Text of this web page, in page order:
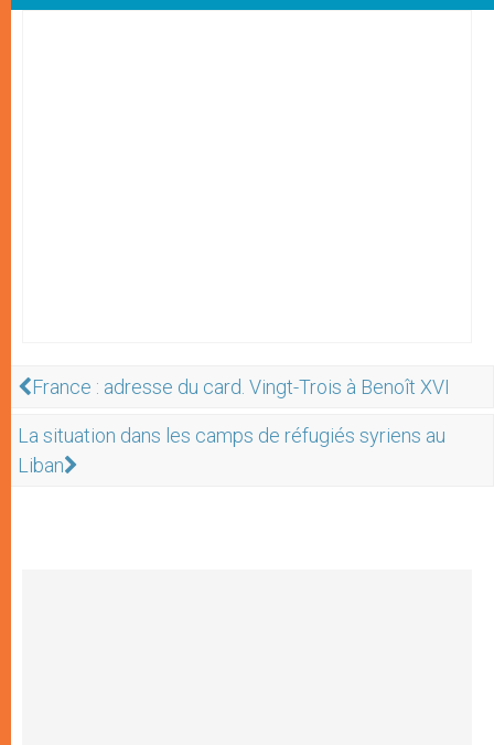
France : adresse du card. Vingt-Trois à Benoît XVI
La situation dans les camps de réfugiés syriens au
Liban